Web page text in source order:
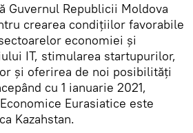
Guvernul Republicii Moldova
crearea condițiilor favorabile
economiei și
IT, stimularea startupurilor,
și oferirea de noi posibilități
cu 1 ianuarie 2021,
Eurasiatice este
Kazahstan.